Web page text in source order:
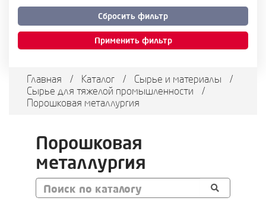
Сбросить фильтр
Применить фильтр
Главная / Каталог / Сырье и материалы
/
Сырье для тяжелой промышленности
/
Порошковая металлургия
Порошковая
металлургия